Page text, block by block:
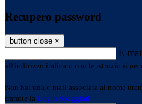
Recupero password
button close ×
E-
all'indirizzo indicato con le istruzioni
Non hai una e-mail associata al nome
tramite la Login Spaggiari